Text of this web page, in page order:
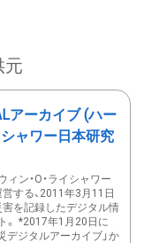
元
アーカイブ (ハー
ャワー日本研究
ン・O・ライシャワー
する、2011年3月11日
害を記録したデジタル情
。 *2017年1月20日に
デジタルアーカイブ」か